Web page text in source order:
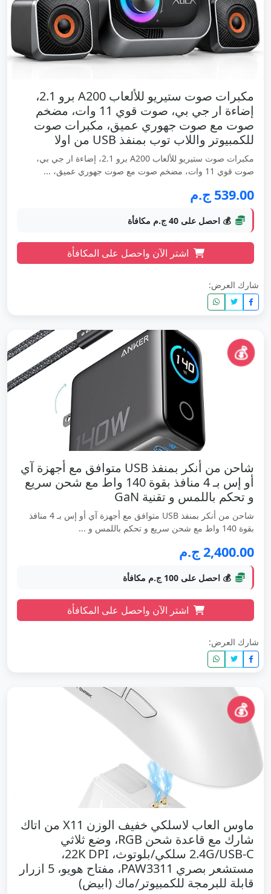
مكبرات صوت ستيريو للألعاب A200 برو 2.1،
إضاءة ار جي بي، صوت قوي 11 وات، مضخم
صوت مع صوت جهوري عميق، مكبرات صوت
للكمبيوتر واللاب توب بمنفذ USB من اولا
مكبرات صوت ستيريو للألعاب A200 برو 2.1، إضاءة ار جي بي،
صوت قوي 11 وات، مضخم صوت مع صوت جهوري عميق، ...
539.00 ج.م
💰 احصل على 40 ج.م مكافأة
اشتر الآن واحصل على المكافأة
شارك العرض:
💰
شاحن من أنكر بمنفذ USB متوافق مع أجهزة آي
أو إس بـ 4 منافذ بقوة 140 واط مع شحن سريع
و تحكم باللمس و تقنية GaN
شاحن من أنكر بمنفذ USB متوافق مع أجهزة آي أو إس بـ 4 منافذ
بقوة 140 واط مع شحن سريع و تحكم باللمس و ...
2,400.00 ج.م
💰 احصل على 100 ج.م مكافأة
اشتر الآن واحصل على المكافأة
شارك العرض:
💰
ماوس العاب لاسلكي خفيف الوزن X11 من اتاك
شارك مع قاعدة شحن RGB، وضع ثلاثي
2.4G/USB-C سلكي/بلوتوث، 22K DPI،
مستشعر بصري PAW3311، مفتاح هويو، 5 ازرار
قابلة للبرمجة للكمبيوتر/ماك (ابيض)